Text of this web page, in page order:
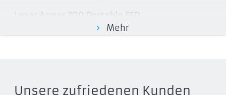
Lexar Armor 700 Portable SSD
LAR700X002T-RNBNG
LES3XXX002T-RNSNG
Mehr
Unsere zufriedenen Kunden